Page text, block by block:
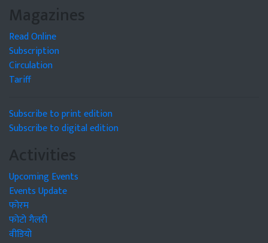
Magazines
Read Online
Subscription
Circulation
Tariff
Subscribe to print edition
Subscribe to digital edition
Activities
Upcoming Events
Events Update
फोरम
फोटो गैलरी
वीडियो